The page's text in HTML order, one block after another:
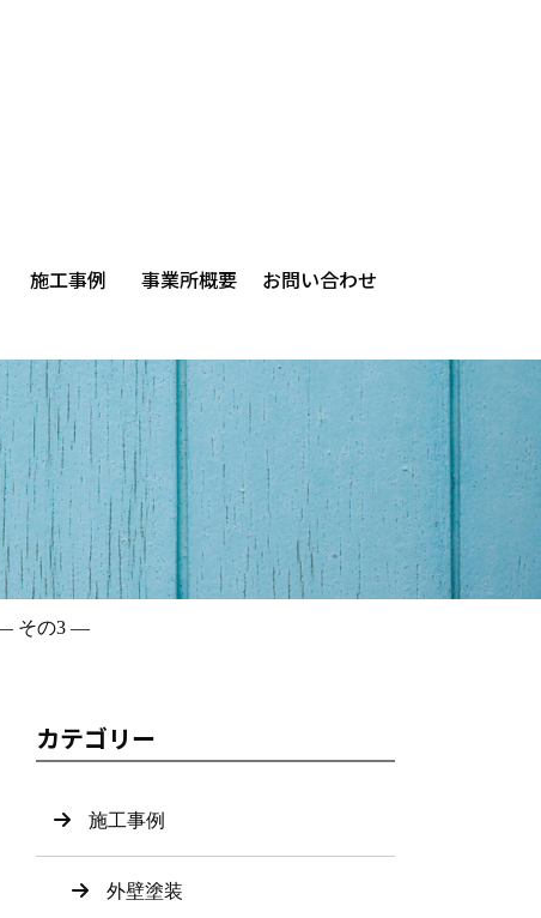
施工事例 事業所概要 お問い合わせ
― その3 ―
カテゴリー
施工事例
外壁塗装